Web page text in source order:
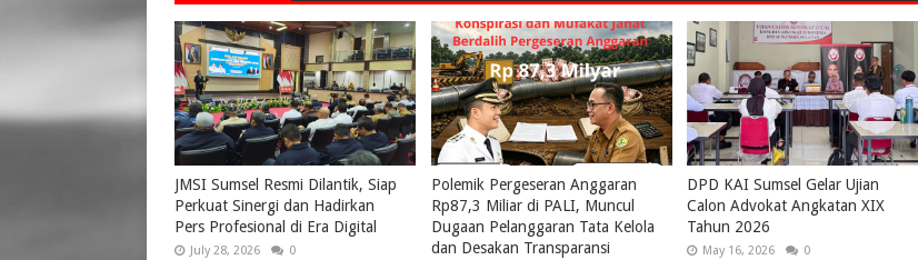
JMSI Sumsel Resmi Dilantik, Siap
Perkuat Sinergi dan Hadirkan
Pers Profesional di Era Digital
July 28, 2026 0
Polemik Pergeseran Anggaran
Rp87,3 Miliar di PALI, Muncul
Dugaan Pelanggaran Tata Kelola
dan Desakan Transparansi
DPD KAI Sumsel Gelar Ujian
Calon Advokat Angkatan XIX
Tahun 2026
May 16, 2026 0